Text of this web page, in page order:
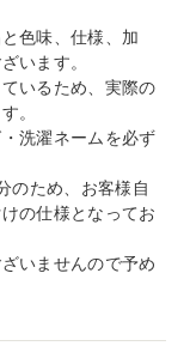
色味、仕様、加
います。
いるため、実際の
。
洗濯ネームを必ず
のため、お客様自
の仕様となってお
いませんので予め